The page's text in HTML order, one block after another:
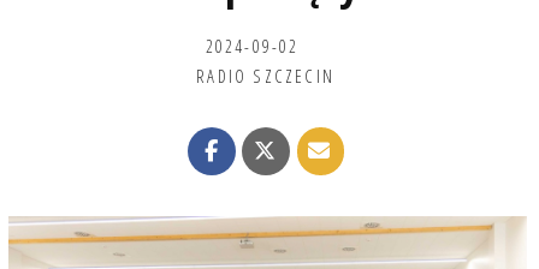
2024-09-02
RADIO SZCZECIN